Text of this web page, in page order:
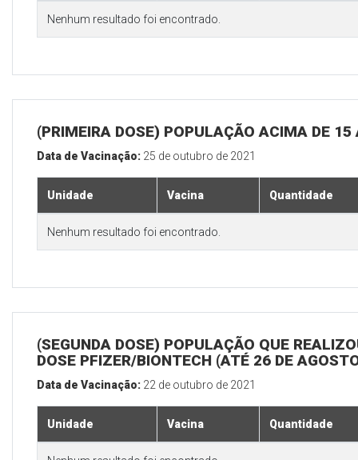
Nenhum resultado foi encontrado.
(PRIMEIRA DOSE) POPULAÇÃO ACIMA DE 15
Data de Vacinação: 25 de outubro de 2021
Unidade Vacina Quantidade
Nenhum resultado foi encontrado.
(SEGUNDA DOSE) POPULAÇÃO QUE
DOSE PFIZER/BIONTECH (ATÉ 26 DE
Data de Vacinação: 22 de outubro de 2021
Unidade Vacina Quantidade